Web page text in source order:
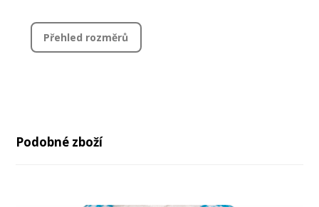
Přehled rozměrů
Podobné zboží